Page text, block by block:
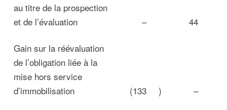
au titre de la prospection
et de l’évaluation
– 44
Gain sur la réévaluation
de l’obligation liée à la
mise hors service
d’immobilisation
(133 ) –